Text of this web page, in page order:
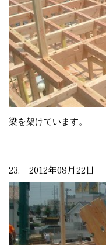
梁を架けています。
23. 2012年08月22日